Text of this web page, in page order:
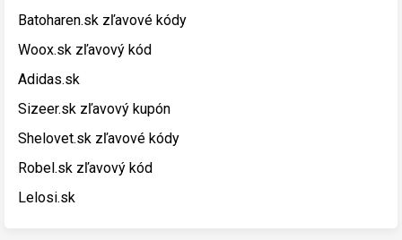
Batoharen.sk zľavové kódy
Woox.sk zľavový kód
Adidas.sk
Sizeer.sk zľavový kupón
Shelovet.sk zľavové kódy
Robel.sk zľavový kód
Lelosi.sk